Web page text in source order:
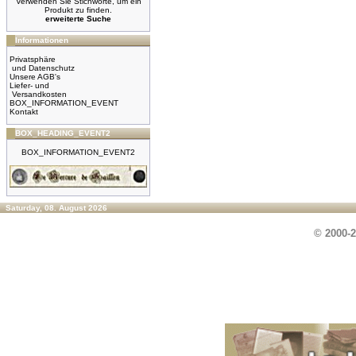
Produkt zu finden.
erweiterte Suche
Informationen
Privatsphäre
und Datenschutz
Unsere AGB's
Liefer- und
Versandkosten
BOX_INFORMATION_EVENT
Kontakt
BOX_HEADING_EVENT2
BOX_INFORMATION_EVENT2
Saturday, 08. August 2026
© 2000-